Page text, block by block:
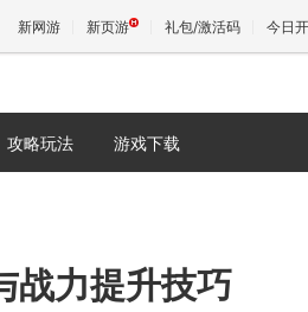
新网游 新页游 礼包/激活码 今日
攻略玩法 游戏下载
战力提升技巧